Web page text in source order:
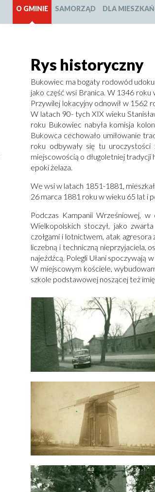
1
O GMINIE SAMORZĄD DLA
Rys historyczny
Bukowiec ma bogaty rodowód
jako część wsi Branica. W 1346
Przywilej lokacyjny odnowił w 1562
W latach 90- tych XIX wieku
roku Bukowiec nabyła komisja
Bukowca cechowało umiłowanie
roku odbywały się tu
miejscowością o długoletniej
epoki żelaza.
We wsi w latach 1851-1881,
26 marca 1881 roku w wieku 65 lat i
Podczas Kampanii Wrześniowej,
Wielkopolskich stoczył, jako
czołgami i lotnictwem, atak agresora
liczebną i techniczną nieprzyjaciela,
najeźdźcą. Polegli Ułani spoczywają
W miejscowym kościele,
szkole podstawowej noszącej też
Obrazki
galerii: